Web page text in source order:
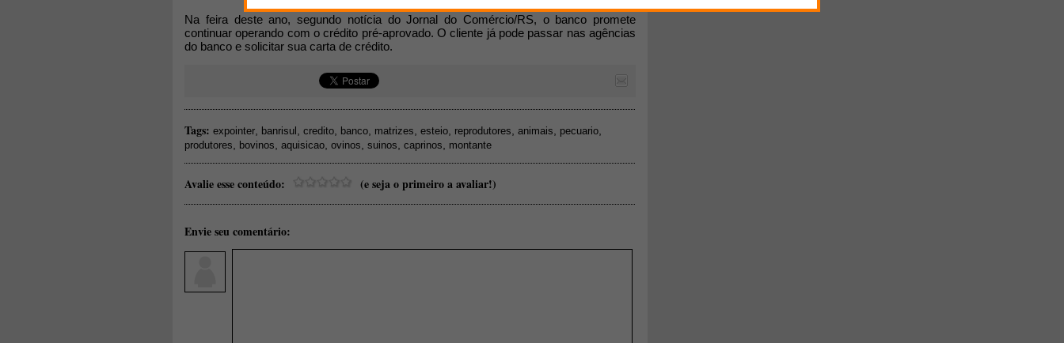
Na feira deste ano, segundo notícia do Jornal do Comércio/RS, o banco promete
continuar operando com o crédito pré-aprovado. O cliente já pode passar nas agências
do banco e solicitar sua carta de crédito.
Tags: expointer banrisul credito banco matrizes esteio reprodutores animais pecuario
produtores bovinos aquisicao ovinos suinos caprinos montante
Avalie esse conteúdo: (e seja o primeiro a avaliar!)
Envie seu comentário: